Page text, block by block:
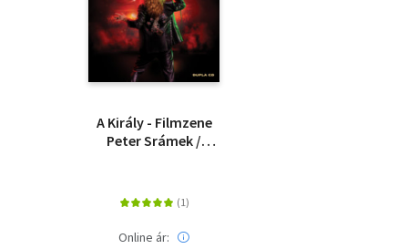
A Király - Filmzene
Peter Srámek /
Online ár: